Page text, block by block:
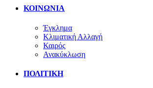
ΚΟΙΝΩΝΙΑ
Έγκλημα
Κλιματική Αλλαγή
Καιρός
Ανακύκλωση
ΠΟΛΙΤΙΚΗ